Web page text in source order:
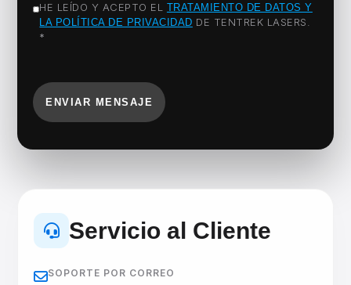
HE LEÍDO Y ACEPTO EL TRATAMIENTO DE DATOS Y
LA POLÍTICA DE PRIVACIDAD DE TENTREK LASERS.
*
ENVIAR MENSAJE
Servicio al Cliente
SOPORTE POR CORREO